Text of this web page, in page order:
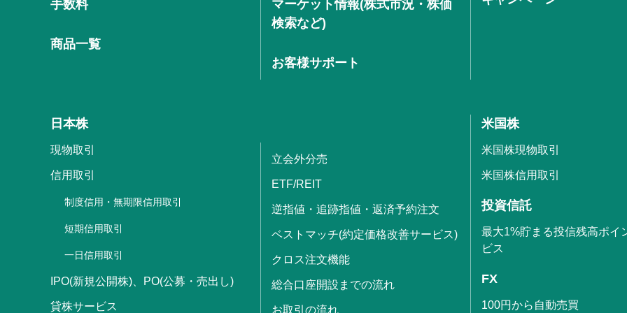
手数料
商品一覧
マーケット情報(株式市況・株価
検索など)
お客様サポート
日本株
現物取引
信用取引
制度信用・無期限信用取引
短期信用取引
一日信用取引
IPO(新規公開株)、PO(公募・売出し)
貸株サービス
立会外分売
ETF/REIT
逆指値・追跡指値・返済予約注文
ベストマッチ(約定価格改善サービス)
クロス注文機能
総合口座開設までの流れ
お取引の流れ
米国株
米国株現物取引
米国株信用取引
投資信託
最大1%貯まる投信残高ポイ
ビス
FX
100円から自動売買